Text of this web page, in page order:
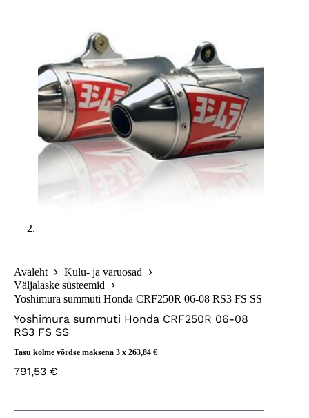
Avaleht
Kulu- ja varuosad
Väljalaske süsteemid
Yoshimura summuti Honda CRF250R 06-08 RS3 FS SS
Yoshimura summuti Honda CRF250R 06-08
RS3 FS SS
Tasu kolme võrdse maksena 3 x 263,84 €
791,53 €